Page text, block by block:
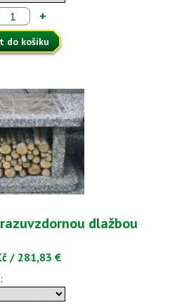
+
do košíku
dlažbou
/ 281,83 €